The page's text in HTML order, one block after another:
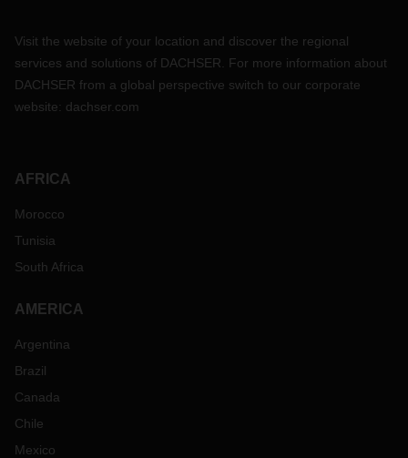
Visit the website of your location and discover the regional
services and solutions of DACHSER. For more information about
DACHSER from a global perspective switch to our corporate
website: dachser.com
AFRICA
Morocco
Tunisia
South Africa
AMERICA
Argentina
Brazil
Canada
Chile
Mexico